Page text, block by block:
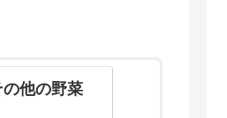
他の野菜